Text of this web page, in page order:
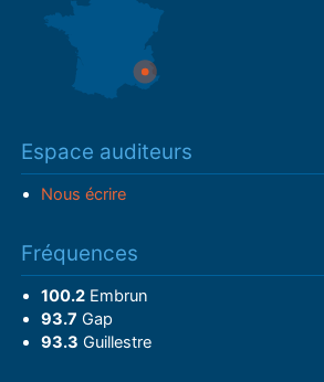
Espace auditeurs
Nous écrire
Fréquences
100.2Embrun
93.7 Gap
93.3 Guillestre